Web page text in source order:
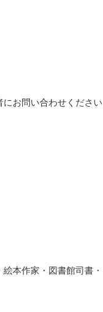
お問い合わせください
本作家・図書館司書・